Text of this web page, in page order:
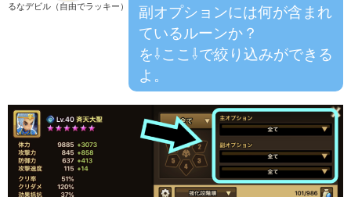
るなデビル（自由でラッキー）
副オプションには何が含まれ
ているルーンか？
を⇩ここ⇩で絞り込みができる
よ。